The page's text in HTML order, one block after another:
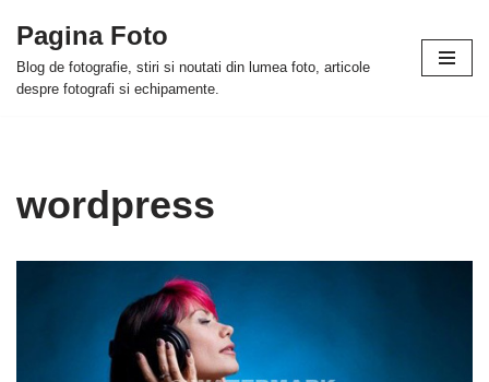
Skip
to
Pagina Foto
Blog de fotografie, stiri si noutati din lumea foto, articole
despre fotografi si echipamente.
wordpress